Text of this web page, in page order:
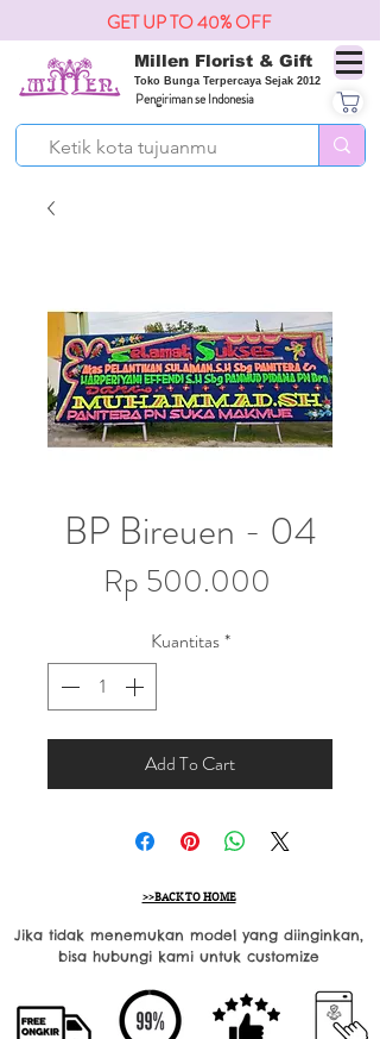
Millen Florist & Gift
Toko Bunga Terpercaya Sejak 2012
Pengiriman se Indonesia
GET UP TO 40% OFF
BP Bireuen - 04
Rp 500.000
Kuantitas*
Add To Cart
>>BACK TO HOME
Jika tidak menemukan model yang diinginkan,
bisa hubungi kami untuk customize